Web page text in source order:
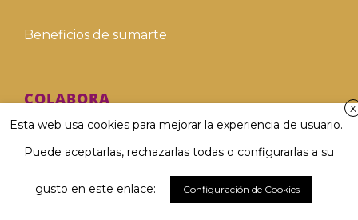
Beneficios de sumarte
COLABORA
Hazte voluntari@
Hazte donante
X
Esta web usa cookies para mejorar la experiencia de usuario.
Puede aceptarlas, rechazarlas todas o configurarlas a su
gusto en este enlace: Configuración de Cookies